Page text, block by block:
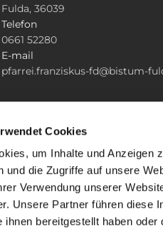
Cookies
um Inhalte und Anzeigen
und die Zugriffe auf unsere
Verwendung unserer
Unsere Partner führen diese
ihnen bereitgestellt haben
Fulda, 36039
Telefon
0661 52280
E-mail
pfarrei.franziskus-fd@bistum-
Impressum